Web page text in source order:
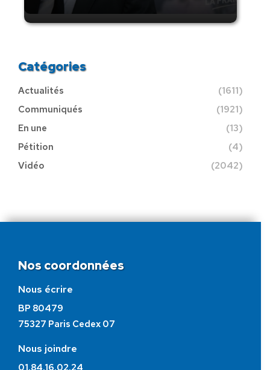
Catégories
Actualités
(1611)
Communiqués
(1921)
En une
(13)
Pétition
(4)
Vidéo
(2042)
Nos coordonnées
Nous écrire
BP 80479
75327 Paris Cedex 07
Nous joindre